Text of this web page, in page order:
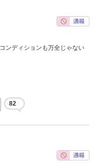
ンディションも万全じゃない
82